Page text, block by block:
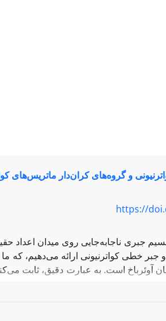
و گروه‌های کران‌دار ماتریس‌های
https://
جبری ناجابه‌جایی روی میدان‌ اعداد
خطی کواترنیونی ارائه می‌دهیم، که ما
آوئرباخ است. به عبارت دقیق‌‌، ثابت